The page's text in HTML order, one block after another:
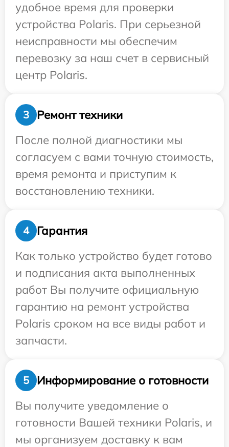
удобное время для проверки
устройства Polaris. При серьезной
неисправности мы обеспечим
перевозку за наш счет в сервисный
центр Polaris.
3
Ремонт техники
После полной диагностики мы
согласуем с вами точную стоимость,
время ремонта и приступим к
восстановлению техники.
4
Гарантия
Как только устройство будет готово
и подписания акта выполненных
работ Вы получите официальную
гарантию на ремонт устройства
Polaris сроком на все виды работ и
запчасти.
5
Информирование о готовности
Вы получите уведомление о
готовности Вашей техники Polaris, и
мы организуем доставку к вам